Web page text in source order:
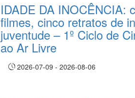
IDADE DA INOCÊNCIA:
filmes, cinco retratos de
juventude – 1º Ciclo de
ao Ar Livre
2026-07-09 - 2026-08-06